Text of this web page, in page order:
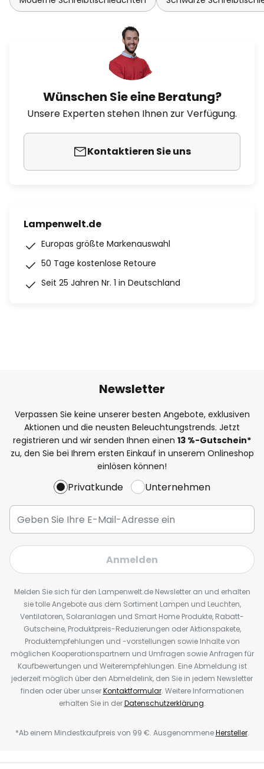
Wünschen Sie eine Beratung?
Unsere Experten stehen Ihnen zur Verfügung.
Kontaktieren Sie uns
Lampenwelt.de
Europas größte Markenauswahl
50 Tage kostenlose Retoure
Seit 25 Jahren Nr. 1 in Deutschland
Newsletter
Verpassen Sie keine unserer besten Angebote, exklusiven
Aktionen und die neusten Beleuchtungstrends. Jetzt
registrieren und wir senden Ihnen einen 13 %-Gutschein*
zu, den Sie bei Ihrem ersten Einkauf in unserem Onlineshop
einlösen können!
Privatkunde Unternehmen
Anmelden
Melden Sie sich für den Lampenwelt.de Newsletter an und erhalten
sie tolle Angebote aus dem Sortiment Lampen und Leuchten,
Ventilatoren, Solaranlagen und Smart Home Produkte, Rabatt-
Gutscheine, Produktpreis-Reduzierungen oder Aktionspakete,
Produktempfehlungen und -vorstellungen sowie Inhalte von
möglichen Kooperationspartnern und Umfragen sowie Anfragen für
Kaufbewertungen und Weiterempfehlungen. Eine Abmeldung ist
jederzeit möglich über den Abmeldelink, den Sie in jedem Newsletter
finden oder über unserKontaktformular. Weitere Informationen
erhalten Sie in derDatenschutzerklärung.
*Ab einem Mindestkaufpreis von 99 €. AusgenommeneHersteller.